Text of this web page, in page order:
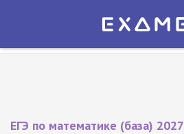
Экзамер — ЕГЭ 2027
ЕГЭ по математике (база) 2027